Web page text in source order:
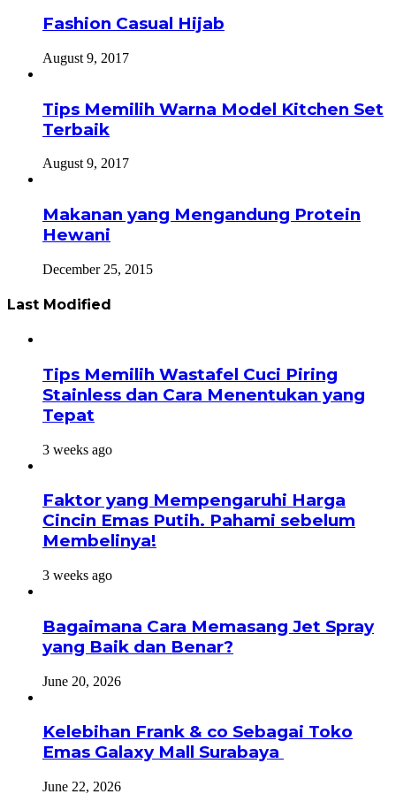
Fashion Casual Hijab
August 9, 2017
Tips Memilih Warna Model Kitchen Set
Terbaik
August 9, 2017
Makanan yang Mengandung Protein
Hewani
December 25, 2015
Last Modified
Tips Memilih Wastafel Cuci Piring
Stainless dan Cara Menentukan yang
Tepat
3 weeks ago
Faktor yang Mempengaruhi Harga
Cincin Emas Putih. Pahami sebelum
Membelinya!
3 weeks ago
Bagaimana Cara Memasang Jet Spray
yang Baik dan Benar?
June 20, 2026
Kelebihan Frank & co Sebagai Toko
Emas Galaxy Mall Surabaya
June 22, 2026